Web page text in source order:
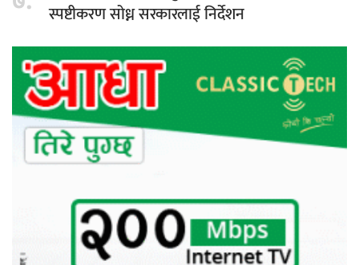
स्पष्टीकरण सोध्न सरकारलाई निर्देशन